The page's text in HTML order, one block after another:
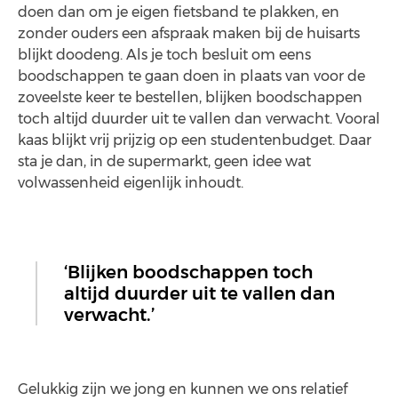
doen dan om je eigen fietsband te plakken, en
zonder ouders een afspraak maken bij de huisarts
blijkt doodeng. Als je toch besluit om eens
boodschappen te gaan doen in plaats van voor de
zoveelste keer te bestellen, blijken boodschappen
toch altijd duurder uit te vallen dan verwacht. Vooral
kaas blijkt vrij prijzig op een studentenbudget. Daar
sta je dan, in de supermarkt, geen idee wat
volwassenheid eigenlijk inhoudt.
‘Blijken boodschappen toch
altijd duurder uit te vallen dan
verwacht.’
Gelukkig zijn we jong en kunnen we ons relatief